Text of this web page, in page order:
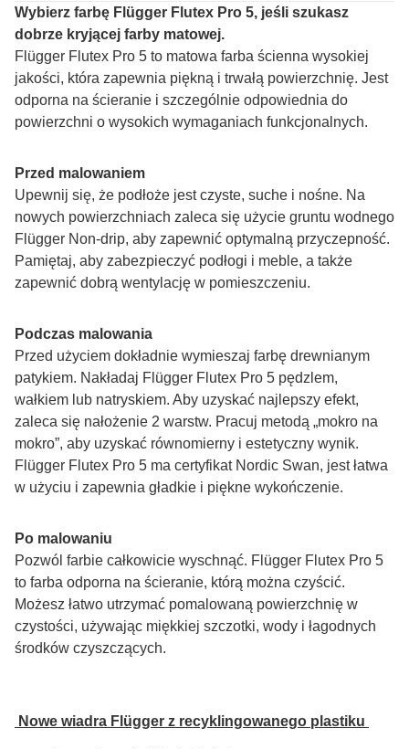
Wybierz farbę Flügger Flutex Pro 5, jeśli szukasz
dobrze kryjącej farby matowej.
Flügger Flutex Pro 5 to matowa farba ścienna wysokiej
jakości, która zapewnia piękną i trwałą powierzchnię. Jest
odporna na ścieranie i szczególnie odpowiednia do
powierzchni o wysokich wymaganiach funkcjonalnych.
Przed malowaniem
Upewnij się, że podłoże jest czyste, suche i nośne. Na
nowych powierzchniach zaleca się użycie gruntu wodnego
Flügger Non-drip, aby zapewnić optymalną przyczepność.
Pamiętaj, aby zabezpieczyć podłogi i meble, a także
zapewnić dobrą wentylację w pomieszczeniu.
Podczas malowania
Przed użyciem dokładnie wymieszaj farbę drewnianym
patykiem. Nakładaj Flügger Flutex Pro 5 pędzlem,
wałkiem lub natryskiem. Aby uzyskać najlepszy efekt,
zaleca się nałożenie 2 warstw. Pracuj metodą „mokro na
mokro”, aby uzyskać równomierny i estetyczny wynik.
Flügger Flutex Pro 5 ma certyfikat Nordic Swan, jest łatwa
w użyciu i zapewnia gładkie i piękne wykończenie.
Po malowaniu
Pozwól farbie całkowicie wyschnąć. Flügger Flutex Pro 5
to farba odporna na ścieranie, którą można czyścić.
Możesz łatwo utrzymać pomalowaną powierzchnię w
czystości, używając miękkiej szczotki, wody i łagodnych
środków czyszczących.
Nowe wiadra Flügger z recyklingowanego plastiku